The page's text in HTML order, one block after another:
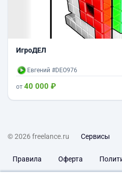
ИгроДЕЛ
Евгений #DEO976
от 40 000 ₽
© 2026 freelance.ru Сервисы
Правила Оферта